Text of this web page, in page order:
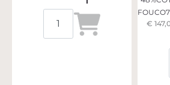
Quantità
€